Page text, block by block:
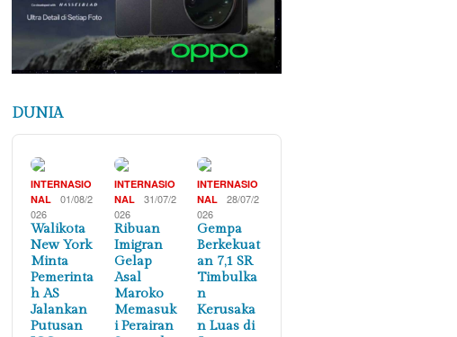
DUNIA
INTERNASIO
NAL
01/08/2
026
Walikota
New York
Minta
Pemerinta
h AS
Jalankan
Putusan
INTERNASIO
NAL
31/07/2
026
Ribuan
Imigran
Gelap
Asal
Maroko
Memasuk
i Perairan
INTERNASIO
NAL
28/07/2
026
Gempa
Berkekuat
an 7,1 SR
Timbulka
n
Kerusaka
n Luas di